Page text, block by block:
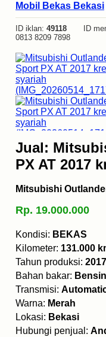
Mobil Bekas Bekasi
ID iklan: 49118 ID
0813 8209 7898
Jual:
PX AT 2017
Mitsubishi
Rp. 19.000.000
Kondisi: BEKAS
Kilometer: 131.000
Tahun produksi: 2017
Bahan bakar: Bensin
Transmisi:
Warna: Merah
Lokasi: Bekasi
Hubungi penjual: